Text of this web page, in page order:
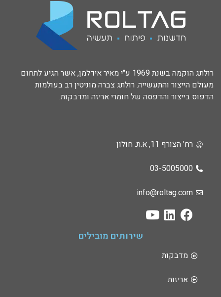
רולתג הוקמה בשנת 1969 ע"י מאיר אידלמן, אשר הגיע לתחום
מעולם הייצור והתעשייה. רולתג צברה מוניטין רב בעולמות
הדפוס בייצור והדפסה של חומרי אריזה ומדבקות.
רח’ הצורף 11, א.ת. חולון
03-5005000
info@roltag.com
שירותים מובילים
מדבקות
אריזות